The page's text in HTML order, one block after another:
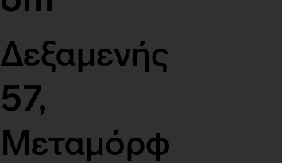
Δεξαμενής
57,
Μεταμόρφ